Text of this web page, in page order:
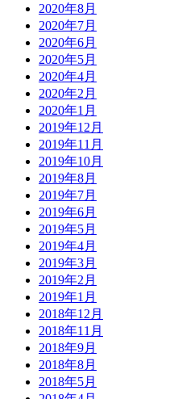
2020年8月
2020年7月
2020年6月
2020年5月
2020年4月
2020年2月
2020年1月
2019年12月
2019年11月
2019年10月
2019年8月
2019年7月
2019年6月
2019年5月
2019年4月
2019年3月
2019年2月
2019年1月
2018年12月
2018年11月
2018年9月
2018年8月
2018年5月